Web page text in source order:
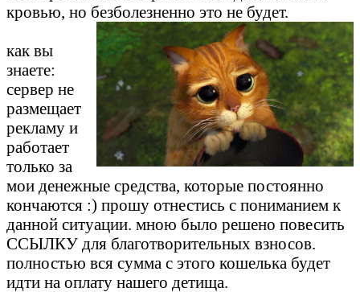
кровью, но безболезненно это не будет.
как вы
знаете:
сервер не
размещает
рекламу и
работает
только за
мои денежные средства, которые постоянно
кончаются :) прошу отнестись с пониманием к
данной ситуации. мною было решено повесить
ССЫЛКУ для благотворительных взносов.
полностью вся сумма с этого кошелька будет
идти на оплату нашего детища.